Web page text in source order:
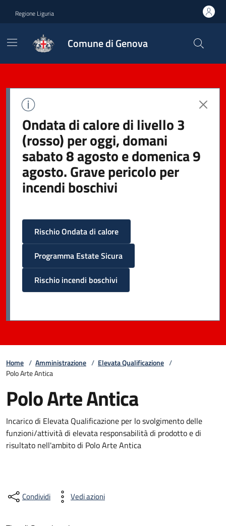
Regione Liguria
Comune di Genova
Ondata di calore di livello 3
(rosso) per oggi, domani
sabato 8 agosto e domenica 9
agosto. Grave pericolo per
incendi boschivi
Rischio Ondata di calore
Programma Estate Sicura
Rischio incendi boschivi
Home / Amministrazione / Elevata Qualificazione /
Polo Arte Antica
Polo Arte Antica
Incarico di Elevata Qualificazione per lo svolgimento delle
funzioni/attività di elevata responsabilità di prodotto e di
risultato nell'ambito di Polo Arte Antica
Condividi Vedi azioni